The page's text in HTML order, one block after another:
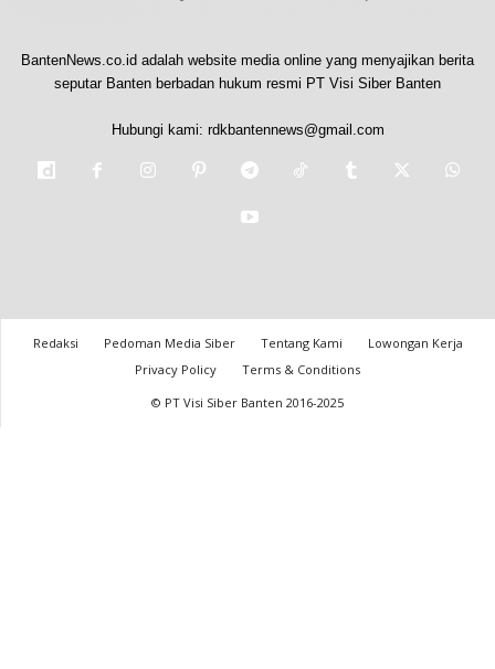
BantenNews.co.id adalah website media online yang menyajikan berita
seputar Banten berbadan hukum resmi PT Visi Siber Banten
Hubungi kami: rdkbantennews@gmail.com
Redaksi Pedoman Media Siber Tentang Kami
Lowongan Kerja
Privacy Policy
Terms & Conditions
© PT Visi Siber Banten 2016-2025